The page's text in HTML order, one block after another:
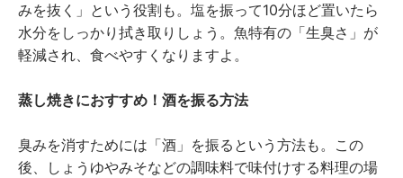
みを抜く」という役割も。塩を振って10分ほど置いたら
水分をしっかり拭き取りしょう。魚特有の「生臭さ」が
軽減され、食べやすくなりますよ。
蒸し焼きにおすすめ！酒を振る方法
臭みを消すためには「酒」を振るという方法も。この
後、しょうゆやみそなどの調味料で味付けする料理の場